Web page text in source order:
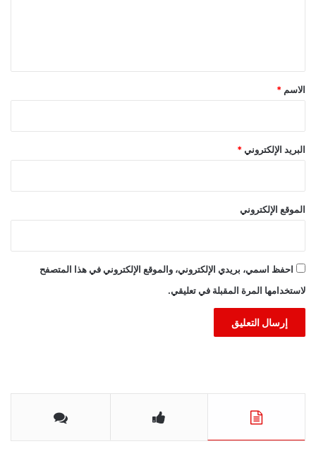
*
الاسم *
البريد الإلكتروني *
الموقع الإلكتروني
احفظ اسمي، بريدي الإلكتروني، والموقع الإلكتروني في هذا المتصفح
لاستخدامها المرة المقبلة في تعليقي.